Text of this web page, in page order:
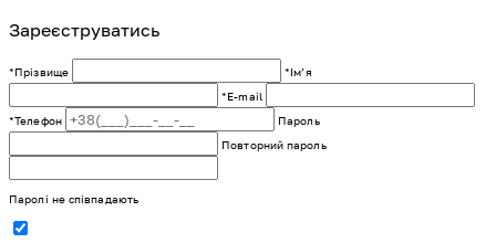
Зареєструватись
*Прізвище
*Імʼя
*E-mail
*Телефон
Пароль
Повторний пароль
Паролі не співпадають